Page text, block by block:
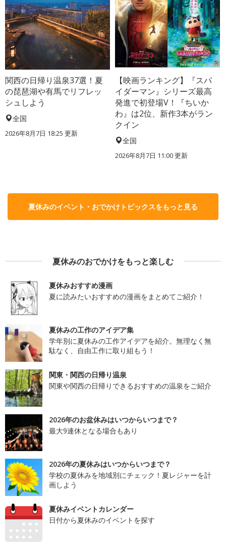
関西の日帰り温泉37選！夏
の琵琶湖や有馬でリフレッ
シュしよう
全国
2026年8月7日 18:25 更新
【映画ランキング】『スパ
イダーマン』シリーズ最高
発進で初登場V！『ちいか
わ』は2位、新作3本がラン
クイン
全国
2026年8月7日 11:00更新
夏休みのイベント・おでかけトピックスをもっと見る
夏休みのおでかけをもっと楽しむ
夏休みおすすめ漫画
夏に読みたいおすすめの漫画をまとめてご紹介！
夏休みの工作のアイデア集
学年別に夏休みの工作アイデアを紹介。無理なく無
駄なく、自由工作に取り組もう！
関東・関西の日帰り温泉
関東や関西の日帰りできるおすすめの温泉をご紹介
2026年のお盆休みはいつからいつまで？
最大9連休となる場合もあり
2026年の夏休みはいつからいつまで？
学校の夏休みを地域別にチェック！夏レジャーを計
画しよう
夏休みイベントカレンダー
日付から夏休みのイベントを探す